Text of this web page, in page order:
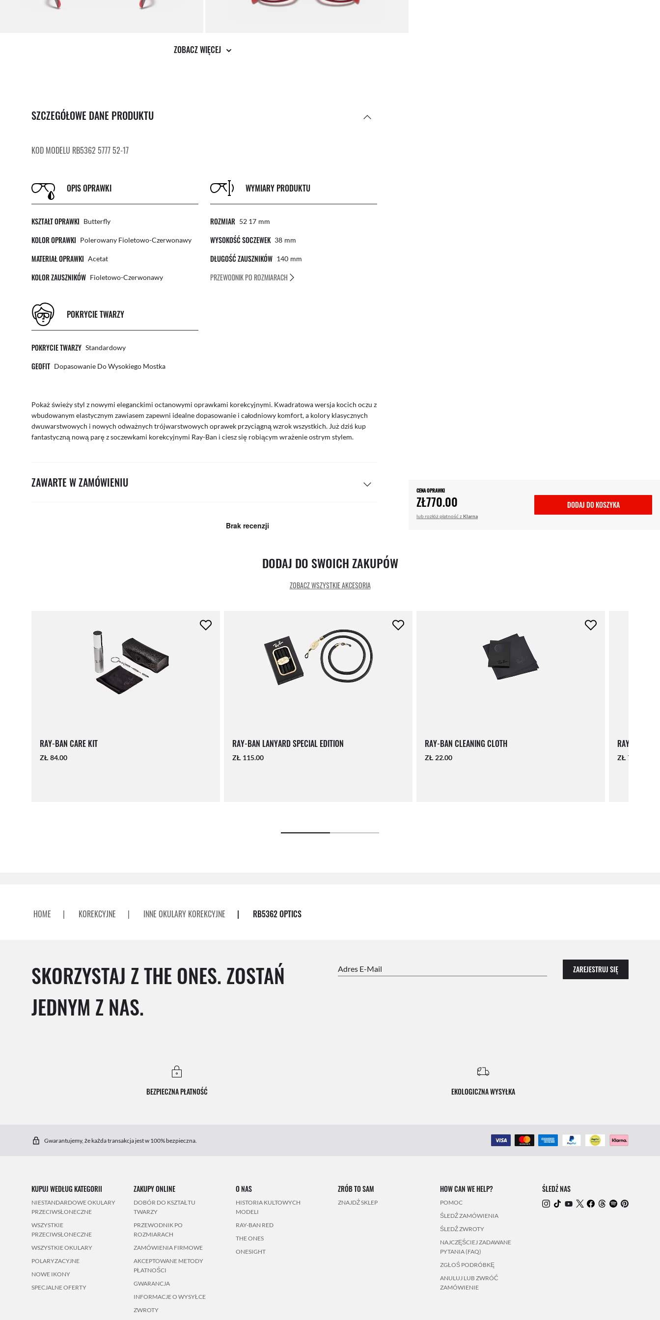
ZOBACZ WIĘCEJ
SZCZEGÓŁOWE DANE PRODUKTU
KOD MODELU RB5362 5777 52-17
OPIS OPRAWKI
KSZTAŁT OPRAWKI Butterfly
KOLOR OPRAWKI Polerowany Fioletowo-Czerwonawy
MATERIAŁ OPRAWKI Acetat
KOLOR ZAUSZNIKÓW Fioletowo-Czerwonawy
WYMIARY PRODUKTU
ROZMIAR 52 17 Mm
WYSOKOŚĆ SOCZEWEK 38 Mm
DŁUGOŚĆ ZAUSZNIKÓW 140 Mm
PRZEWODNIK PO ROZMIARACH
POKRYCIE TWARZY
POKRYCIE TWARZY Standardowy
GEOFIT Dopasowanie Do Wysokiego Mostka
Pokaż świeży styl z nowymi eleganckimi octanowymi oprawkami korekcyjnymi. Kwadratowa wersja kocich oczu z
wbudowanym elastycznym zawiasem zapewni idealne dopasowanie i całodniowy komfort, a kolory klasycznych
dwuwarstwowych i nowych odważnych trójwarstwowych oprawek przyciągną wzrok wszystkich. Już dziś kup
fantastyczną nową parę z soczewkami korekcyjnymi Ray-Ban i ciesz się robiącym wrażenie ostrym stylem.
ZAWARTE W ZAMÓWIENIU
CENA OPRAWKI
ZŁ770.00
lub rozłóż płatność zKlarna
DODAJ DO KOSZYKA
DODAJ DO SWOICH ZAKUPÓW
ZOBACZ WSZYSTKIE AKCESORIA
RAY-BAN CARE KIT
ZŁ 84.00
RAY-BAN LANYARD SPECIAL EDITION
ZŁ 115.00
RAY-BAN CLEANING CLOTH
ZŁ 22.00
RAY-BAN
ZŁ 71.00
HOME | KOREKCYJNE | INNE OKULARY KOREKCYJNE | RB5362 OPTICS
SKORZYSTAJ Z THE ONES. ZOSTAŃ
JEDNYM Z NAS.
Adres E-Mail ZAREJESTRUJ SIĘ
BEZPIECZNA PŁATNOŚĆ EKOLOGICZNA WYSYŁKA
Gwarantujemy, że każda transakcja jest w 100% bezpieczna.
KUPUJ WEDŁUG KATEGORII
NIESTANDARDOWE OKULARY
PRZECIWSŁONECZNE
WSZYSTKIE
PRZECIWSŁONECZNE
WSZYSTKIE OKULARY
POLARYZACYJNE
NOWE IKONY
SPECJALNE OFERTY
ZAKUPY ONLINE
DOBÓR DO KSZTAŁTU
TWARZY
PRZEWODNIK PO
ROZMIARACH
ZAMÓWIENIA FIRMOWE
AKCEPTOWANE METODY
PŁATNOŚCI
GWARANCJA
INFORMACJE O WYSYŁCE
ZWROTY
O NAS
HISTORIA KULTOWYCH
MODELI
RAY-BAN RED
THE ONES
ONESIGHT
ZRÓB TO SAM
ZNAJDŹ SKLEP
HOW CAN WE HELP?
POMOC
ŚLEDŹ ZAMÓWIENIA
ŚLEDŹ ZWROTY
NAJCZĘŚCIEJ ZADAWANE
PYTANIA (FAQ)
ZGŁOŚ PODRÓBKĘ
ANULUJ LUB ZWRÓĆ
ZAMÓWIENIE
ŚLEDŹ NAS